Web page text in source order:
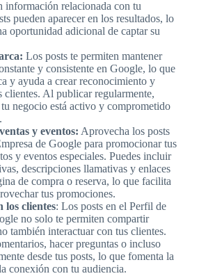
información relacionada con tu
pueden aparecer en los resultados, lo
oportunidad adicional de captar su
Los posts te permiten mantener
y consistente en Google, lo que
y ayuda a crear reconocimiento y
clientes. Al publicar regularmente,
tu negocio está activo y comprometido
y eventos: Aprovecha los posts
de Google para promocionar tus
y eventos especiales. Puedes incluir
descripciones llamativas y enlaces
de compra o reserva, lo que facilita
tus promociones.
los clientes: Los posts en el Perfil de
no solo te permiten compartir
también interactuar con tus clientes.
hacer preguntas o incluso
desde tus posts, lo que fomenta la
conexión con tu audiencia.